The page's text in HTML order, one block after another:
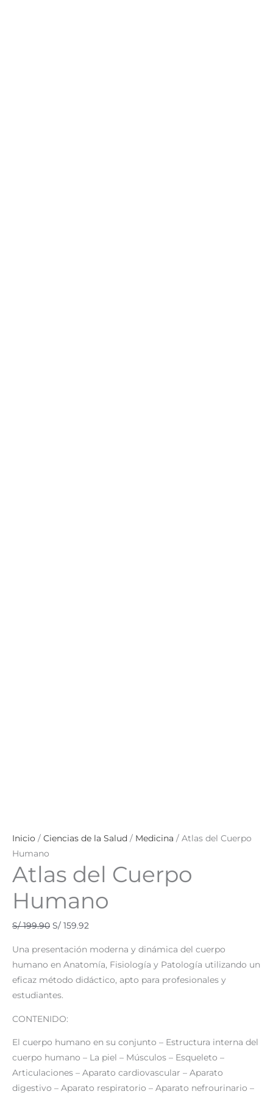
Inicio / Ciencias de la Salud / Medicina / Atlas del Cuerpo
Humano
Atlas del Cuerpo
Humano
S/199.90 S/ 159.92
Una presentación moderna y dinámica del cuerpo
humano en Anatomía, Fisiología y Patología utilizando un
eficaz método didáctico, apto para profesionales y
estudiantes.
CONTENIDO:
El cuerpo humano en su conjunto – Estructura interna del
cuerpo humano – La piel – Músculos – Esqueleto –
Articulaciones – Aparato cardiovascular – Aparato
digestivo – Aparato respiratorio – Aparato nefrourinario –